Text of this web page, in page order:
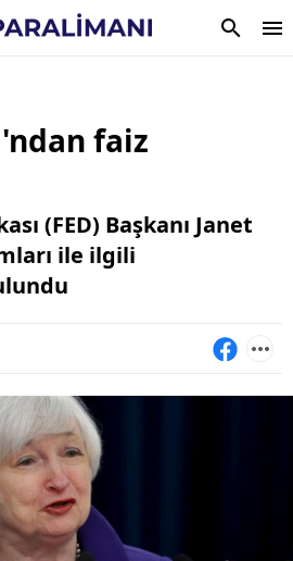
faiz
(FED) Başkanı Janet
ile ilgili